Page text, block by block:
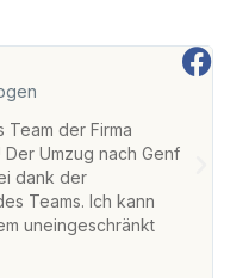
Team der Firma
Umzug nach Genf
dank der
Teams. Ich kann
uneingeschränkt